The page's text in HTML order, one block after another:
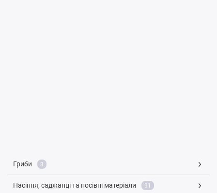
Гриби 3
Насіння, саджанці та посівні матеріали 91